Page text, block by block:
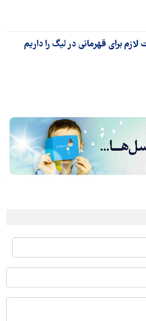
لازم برای قهرمانی در لیگ را داریم